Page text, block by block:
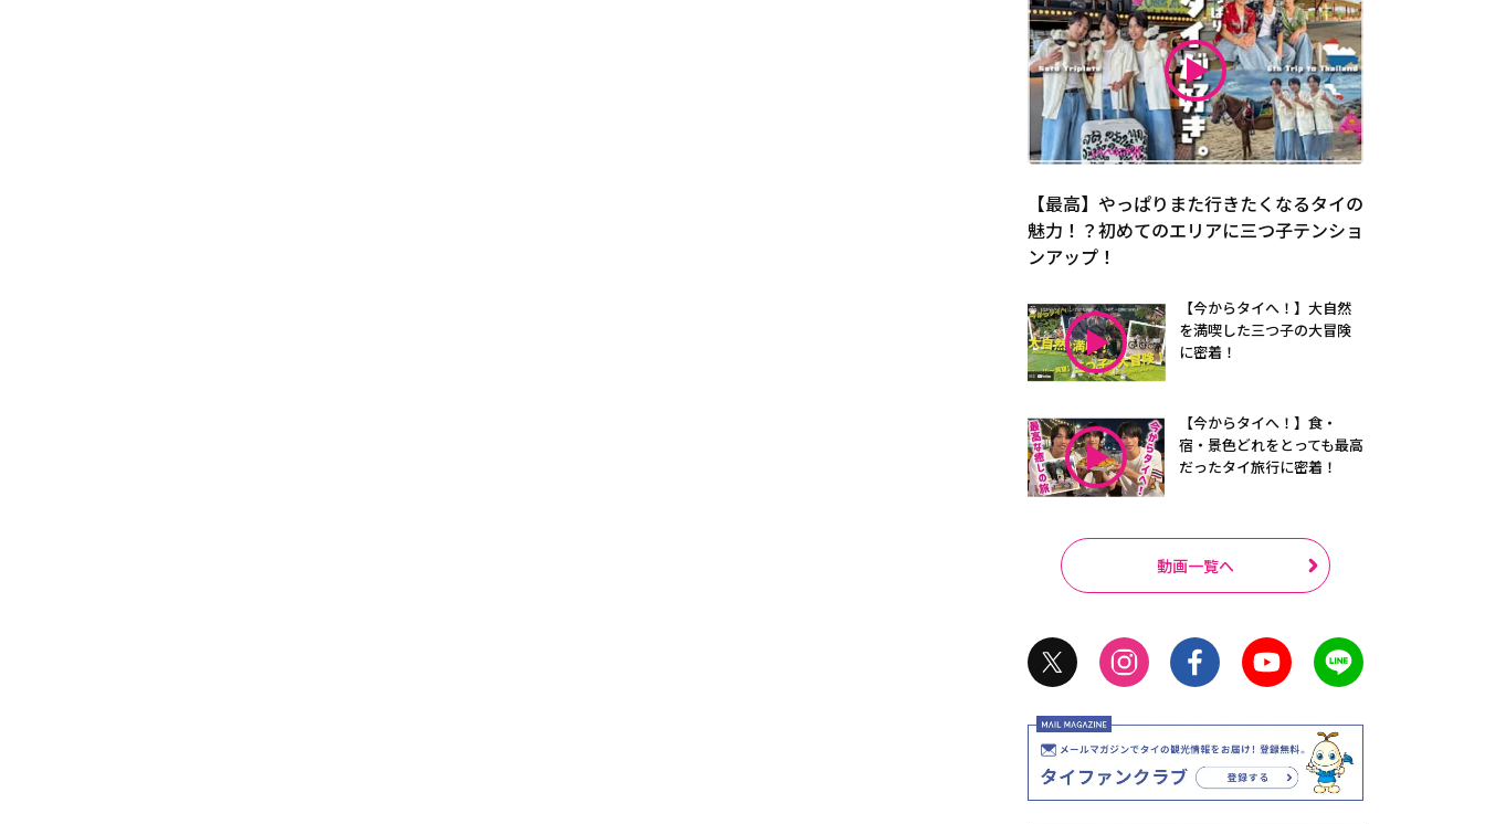
【最高】やっぱりまた行きたくなるタイの
魅力！？初めてのエリアに三つ子テンショ
ンアップ！
【今からタイへ！】大自然
を満喫した三つ子の大冒険
に密着！
【今からタイへ！】食・
宿・景色どれをとっても最高
だったタイ旅行に密着！
動画一覧へ